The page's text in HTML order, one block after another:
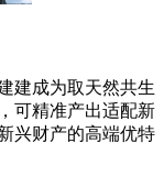
建成为取天然共生
可精准产出适配新
兴财产的高端优特